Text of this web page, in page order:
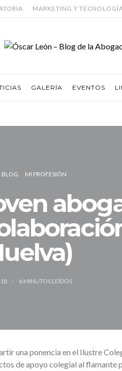
MARKETING Y
GALERÍA EVENTOS
BLOG MI PROFESIÓN
6 MINUTOS LEÍDOS
una ponencia en el Ilustre
de apoyo colegial al flamante